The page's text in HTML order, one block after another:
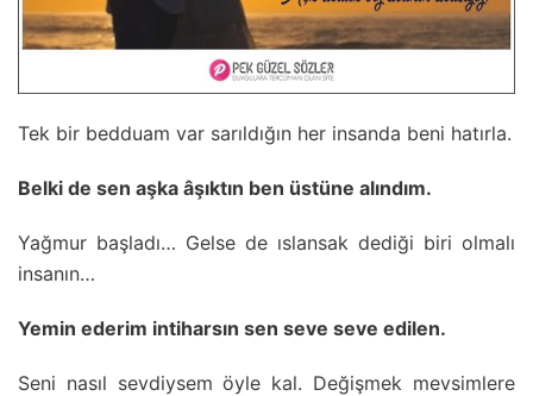
Tek bir bedduam var sarıldığın her insanda beni hatırla.
Belki de sen aşka âşıktın ben üstüne alındım.
Yağmur başladı… Gelse de ıslansak dediği biri olmalı
insanın…
Yemin ederim intiharsın sen seve seve edilen.
Seni nasıl sevdiysem öyle kal. Değişmek mevsimlere